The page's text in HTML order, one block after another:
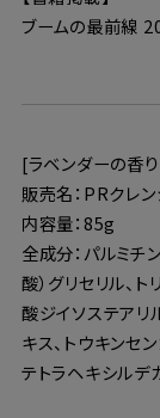
ブームの最前線
[ラベンダーの香
販売名：PRクレ
内容量：85g
全成分：パルミチ
酸）グリセリル、
酸ジイソステアリ
キス、トウキンセ
テトラヘキシルデ